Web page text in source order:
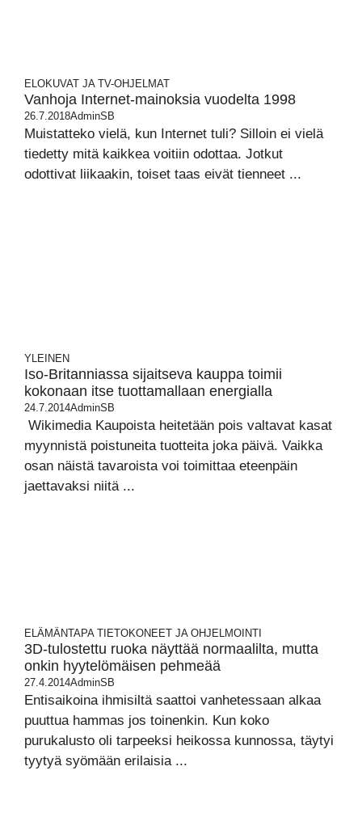
ELOKUVAT JA TV-OHJELMAT
Vanhoja Internet-mainoksia vuodelta 1998
26.7.2018AdminSB
Muistatteko vielä, kun Internet tuli? Silloin ei vielä
tiedetty mitä kaikkea voitiin odottaa. Jotkut
odottivat liikaakin, toiset taas eivät tienneet ...
YLEINEN
Iso-Britanniassa sijaitseva kauppa toimii
kokonaan itse tuottamallaan energialla
24.7.2014AdminSB
Wikimedia Kaupoista heitetään pois valtavat kasat
myynnistä poistuneita tuotteita joka päivä. Vaikka
osan näistä tavaroista voi toimittaa eteenpäin
jaettavaksi niitä ...
ELÄMÄNTAPA TIETOKONEET JA OHJELMOINTI
3D-tulostettu ruoka näyttää normaalilta, mutta
onkin hyytelömäisen pehmeää
27.4.2014AdminSB
Entisaikoina ihmisiltä saattoi vanhetessaan alkaa
puuttua hammas jos toinenkin. Kun koko
purukalusto oli tarpeeksi heikossa kunnossa, täytyi
tyytyä syömään erilaisia ...